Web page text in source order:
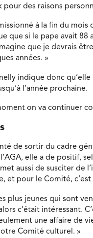
pour des raisons
à la fin du mois
que si le pape avait 88
que je devrais
années. »
indique donc
l’année prochaine.
on va continuer
de sortir du cadre
elle a de positif,
aussi de susciter de
et pour le Comité,
plus jeunes qui sont
c’était intéressant.
une affaire de
Comité culturel. »